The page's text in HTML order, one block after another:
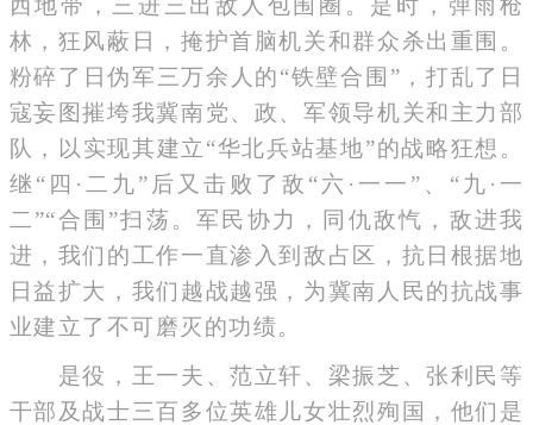
林，狂风蔽日，掩护首脑机关和群众杀出重围。
粉碎了日伪军三万余人的“铁壁合围”，打乱了日
寇妄图摧垮我冀南党、政、军领导机关和主力部
队，以实现其建立“华北兵站基地”的战略狂想。
继“四·二九”后又击败了敌“六·一一”、“九·一
二”“合围”扫荡。军民协力，同仇敌忾，敌进我
进，我们的工作一直渗入到敌占区，抗日根据地
日益扩大，我们越战越强，为冀南人民的抗战事
业建立了不可磨灭的功绩。
是役，王一夫、范立轩、梁振芝、张利民等
干部及战士三百多位英雄儿女壮烈殉国，他们是